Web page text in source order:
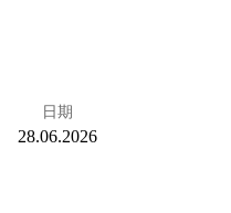
日期
28.06.2026